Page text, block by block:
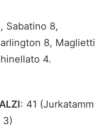
Sabatino 8,
8, Maglietti
4.
: 41 (Jurkatamm
3)